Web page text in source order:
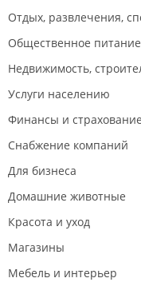
Отдых, развлечения,
Общественное питание
Недвижимость,
Услуги населению
Финансы и страхование
Снабжение компаний
Для бизнеса
Домашние животные
Красота и уход
Магазины
Мебель и интерьер